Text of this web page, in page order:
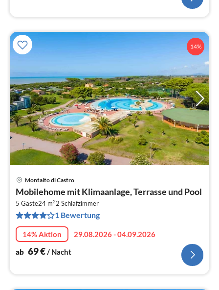
14%
Montalto di Castro
Mobilehome mit Klimaanlage, Terrasse und Pool
5 Gäste24 m22 Schlafzimmer
1 Bewertung
14% Aktion
29.08.2026 - 04.09.2026
ab 69€/ Nacht